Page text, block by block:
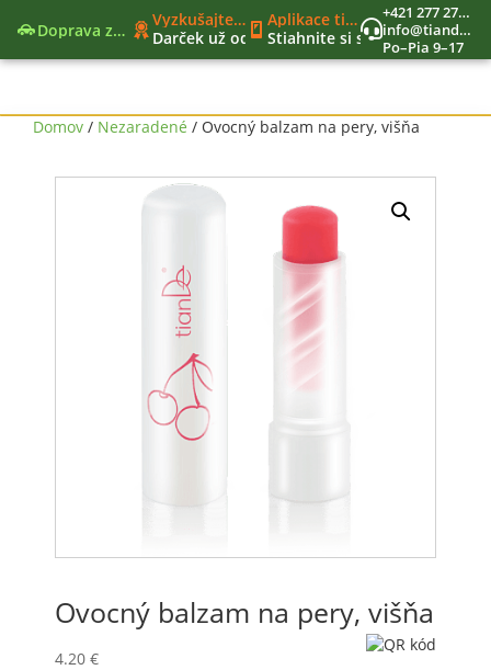
Doprava zadarmo
Vyzkušajte nové moderné funkcie
Darček už od 40€
Nový nákupný zoznam
Aplikace tianDe Beroun
Stiahnite si svet tianDe do
+421 277 270 579
info@tiandekozmetika.sk
Po–Pia 9–17
Domov / Nezaradené / Ovocný balzam na pery, višňa
Ovocný balzam na pery, višňa
4.20 €